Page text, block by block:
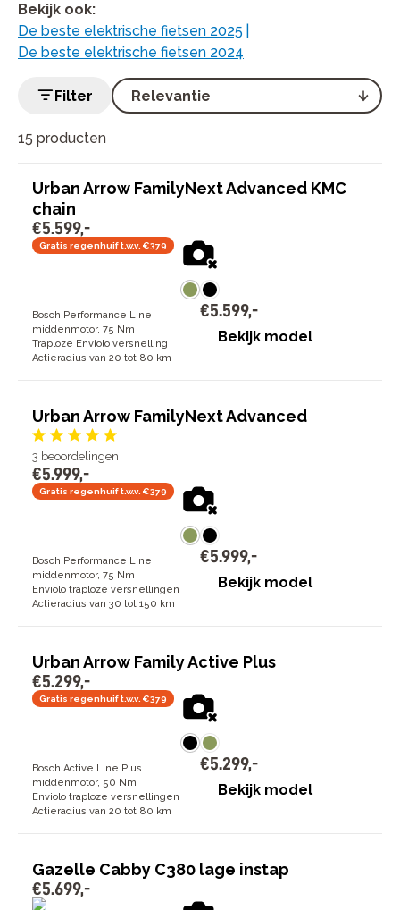
Bekijk ook:
De beste elektrische fietsen 2025
De beste elektrische fietsen 2024
15 producten
Filter
Urban Arrow FamilyNext Advanced KMC
chain
€5.599,-
Gratis regenhuif t.w.v. €379
Bosch Performance Line
middenmotor, 75 Nm
Traploze Enviolo versnelling
Actieradius van 20 tot 80 km
€5.599,-
Bekijk model
Urban Arrow FamilyNext Advanced
3 beoordelingen
€5.999,-
Gratis regenhuif t.w.v. €379
Bosch Performance Line
middenmotor, 75 Nm
Enviolo traploze versnellingen
Actieradius van 30 tot 150 km
€5.999,-
Bekijk model
Urban Arrow Family Active Plus
€5.299,-
Gratis regenhuif t.w.v. €379
Bosch Active Line Plus
middenmotor, 50 Nm
Enviolo traploze versnellingen
Actieradius van 20 tot 80 km
€5.299,-
Bekijk model
Gazelle Cabby C380 lage instap
€5.699,-